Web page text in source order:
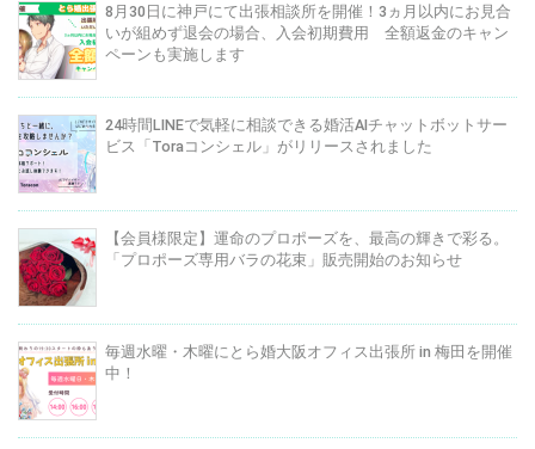
8月30日に神戸にて出張相談所を開催！3ヵ月以内にお見合
いが組めず退会の場合、入会初期費用 全額返金のキャン
ペーンも実施します
24時間LINEで気軽に相談できる婚活AIチャットボットサー
ビス「Toraコンシェル」がリリースされました
【会員様限定】運命のプロポーズを、最高の輝きで彩る。
「プロポーズ専用バラの花束」販売開始のお知らせ
毎週水曜・木曜にとら婚大阪オフィス出張所 in 梅田を開催
中！